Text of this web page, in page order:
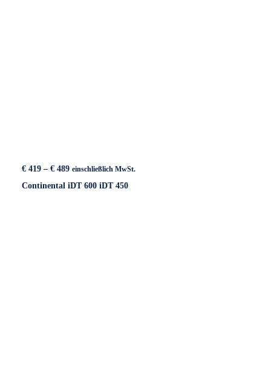
€ 419 – € 489Preisspanne:
bis
einschließlich MwSt.
Continental iDT 600 iDT 450